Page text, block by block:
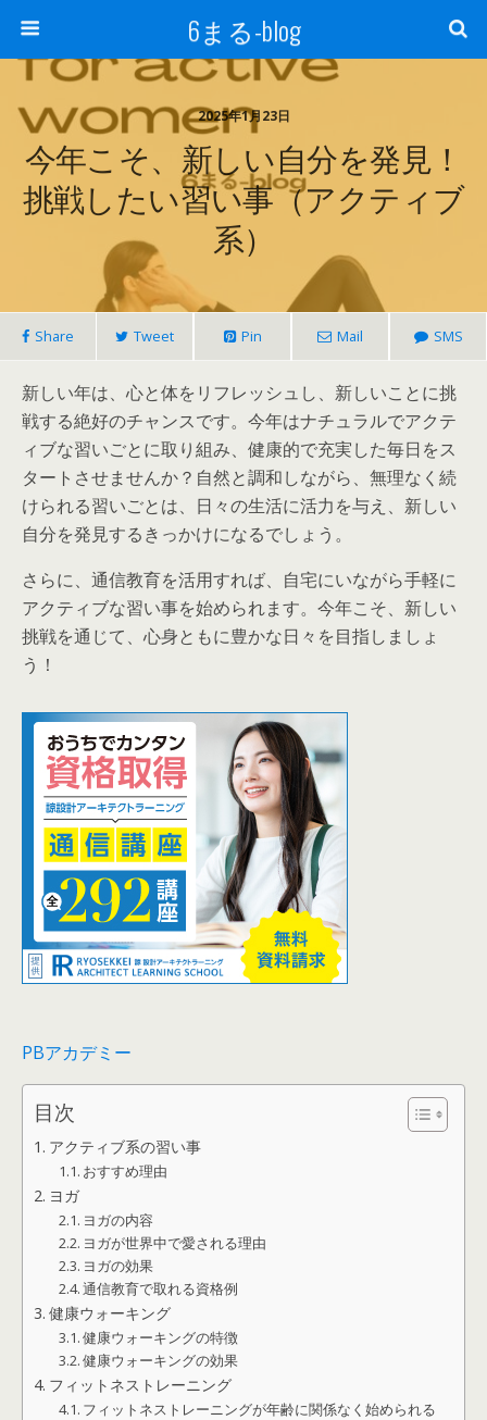
6まる-blog
2025年1月23日
今年こそ、新しい自分を発見！
挑戦したい習い事（アクティブ
系）
Share Tweet Pin Mail SMS
新しい年は、心と体をリフレッシュし、新しいことに挑
戦する絶好のチャンスです。今年はナチュラルでアクテ
ィブな習いごとに取り組み、健康的で充実した毎日をス
タートさせませんか？自然と調和しながら、無理なく続
けられる習いごとは、日々の生活に活力を与え、新しい
自分を発見するきっかけになるでしょう。
さらに、通信教育を活用すれば、自宅にいながら手軽に
アクティブな習い事を始められます。今年こそ、新しい
挑戦を通じて、心身ともに豊かな日々を目指しましょ
う！
PBアカデミー
目次
アクティブ系の習い事
おすすめ理由
ヨガ
ヨガの内容
ヨガが世界中で愛される理由
ヨガの効果
通信教育で取れる資格例
健康ウォーキング
健康ウォーキングの特徴
健康ウォーキングの効果
フィットネストレーニング
フィットネストレーニングが年齢に関係なく始められる